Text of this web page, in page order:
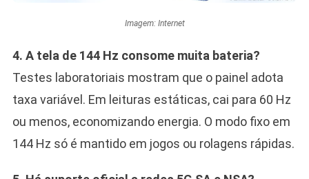
Imagem: Internet
4. A tela de 144 Hz consome muita bateria?
Testes laboratoriais mostram que o painel adota
taxa variável. Em leituras estáticas, cai para 60 Hz
ou menos, economizando energia. O modo fixo em
144 Hz só é mantido em jogos ou rolagens rápidas.